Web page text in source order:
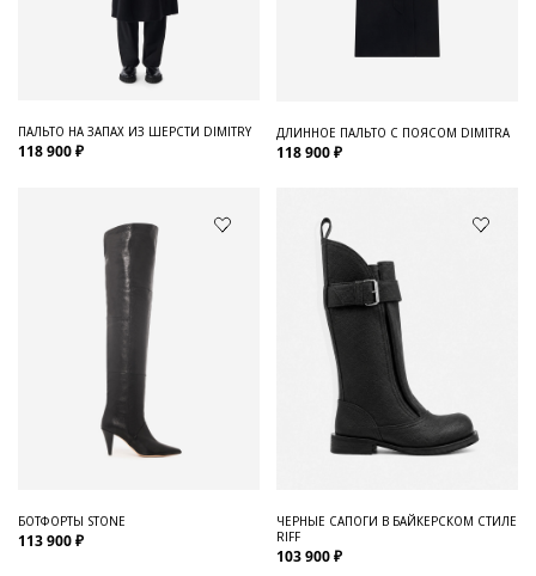
ПАЛЬТО НА ЗАПАХ ИЗ ШЕРСТИ DIMITRY
118 900 ₽
ДЛИННОЕ ПАЛЬТО С ПОЯСОМ DIMITRA
118 900 ₽
БОТФОРТЫ STONE
113 900 ₽
ЧЕРНЫЕ САПОГИ В БАЙКЕРСКОМ СТИЛЕ
RIFF
103 900 ₽